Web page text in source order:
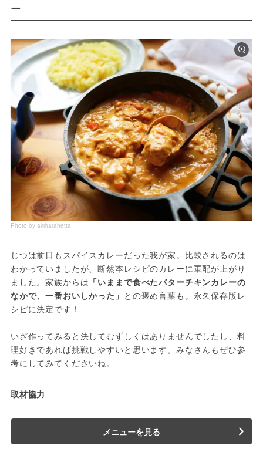
ー
Photo by akiharahetta
じつは前日もスパイスカレーだった我が家。比較されるのは
わかっていましたが、断然本レシピのカレーに軍配が上がり
ました。家族からは 「いままで食べたバターチキンカレーの
なかで、一番おいしかった」 との褒め言葉も。永久保存版レ
シピに決定です！
いざ作ってみると決してむずしくはありませんでしたし、料
理好きであれば挑戦しやすいと思います。みなさんもぜひ参
考にしてみてくださいね。
取材協力
メニューを見る